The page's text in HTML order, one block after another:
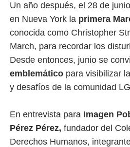
Un año después, el 28 de
en Nueva York la primera
conocida como Christopher
March, para recordar los
Desde entonces, junio se
emblemático para visibilizar
y desafíos de la comunidad
En entrevista para Imagen
Pérez Pérez, fundador del
Derechos Humanos,